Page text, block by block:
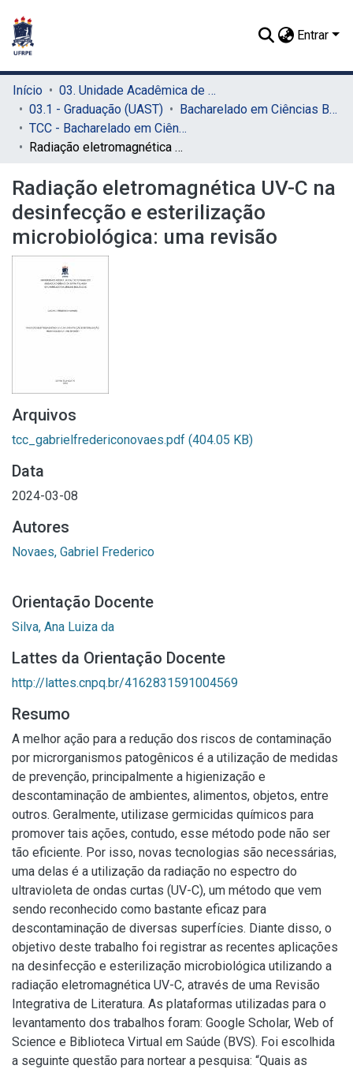
Entrar
Início
03. Unidade Acadêmica de Serra Talhada (UAST)
03.1 - Graduação (UAST)
Bacharelado em Ciências Biológicas (UAST)
TCC - Bacharelado em Ciências Biológicas (UAST)
Radiação eletromagnética UV-C na desinfecção e esterilização microbiológica: uma revisão
Radiação eletromagnética UV-C na
desinfecção e esterilização
microbiológica: uma revisão
Arquivos
tcc_gabrielfredericonovaes.pdf (404.05 KB)
Data
2024-03-08
Autores
Novaes, Gabriel Frederico
Orientação Docente
Silva, Ana Luiza da
Lattes da Orientação Docente
http://lattes.cnpq.br/4162831591004569
Resumo
A melhor ação para a redução dos riscos de contaminação
por microrganismos patogênicos é a utilização de medidas
de prevenção, principalmente a higienização e
descontaminação de ambientes, alimentos, objetos, entre
outros. Geralmente, utilizase germicidas químicos para
promover tais ações, contudo, esse método pode não ser
tão eficiente. Por isso, novas tecnologias são necessárias,
uma delas é a utilização da radiação no espectro do
ultravioleta de ondas curtas (UV-C), um método que vem
sendo reconhecido como bastante eficaz para
descontaminação de diversas superfícies. Diante disso, o
objetivo deste trabalho foi registrar as recentes aplicações
na desinfecção e esterilização microbiológica utilizando a
radiação eletromagnética UV-C, através de uma Revisão
Integrativa de Literatura. As plataformas utilizadas para o
levantamento dos trabalhos foram: Google Scholar, Web of
Science e Biblioteca Virtual em Saúde (BVS). Foi escolhida
a seguinte questão para nortear a pesquisa: “Quais as